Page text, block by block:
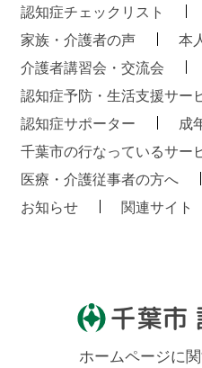
千葉市
ホームページに
認知症チェックリスト
家族・介護者の声
本
介護者講習会・交流会
認知症予防・生活支援サー
認知症サポーター
成
千葉市の行なっているサー
医療・介護従事者の方へ
お知らせ
関連サイト